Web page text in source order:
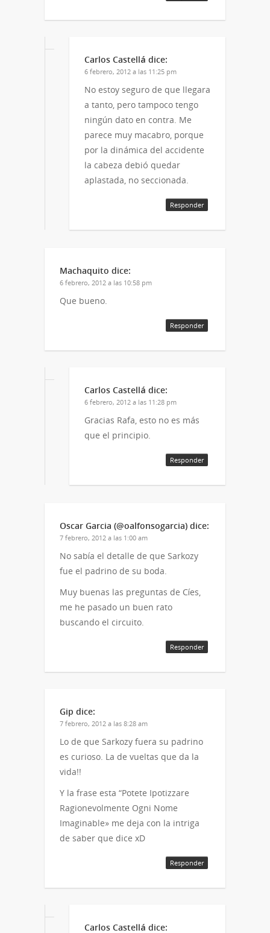
Carlos Castellá dice:
6 febrero, 2012 a las 11:25 pm
No estoy seguro de que llegara
a tanto, pero tampoco tengo
ningún dato en contra. Me
parece muy macabro, porque
por la dinámica del accidente
la cabeza debió quedar
aplastada, no seccionada.
Responder
Machaquito dice:
6 febrero, 2012 a las 10:58 pm
Que bueno.
Responder
Carlos Castellá dice:
6 febrero, 2012 a las 11:28 pm
Gracias Rafa, esto no es más
que el principio.
Responder
Oscar Garcia (@oalfonsogarcia) dice:
7 febrero, 2012 a las 1:00 am
No sabía el detalle de que Sarkozy
fue el padrino de su boda.
Muy buenas las preguntas de Cíes,
me he pasado un buen rato
buscando el circuito.
Responder
Gip dice:
7 febrero, 2012 a las 8:28 am
Lo de que Sarkozy fuera su padrino
es curioso. La de vueltas que da la
vida!!
Y la frase esta “Potete Ipotizzare
Ragionevolmente Ogni Nome
Imaginable» me deja con la intriga
de saber que dice xD
Responder
Carlos Castellá dice: